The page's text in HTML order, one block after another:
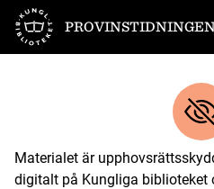
Till startsidan
Materialet är
digitalt på Kungliga biblioteket